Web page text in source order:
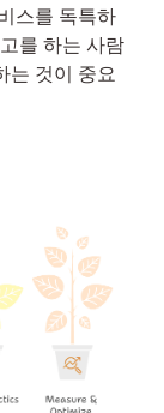
스를 독특하
를 하는 사람
는 것이 중요